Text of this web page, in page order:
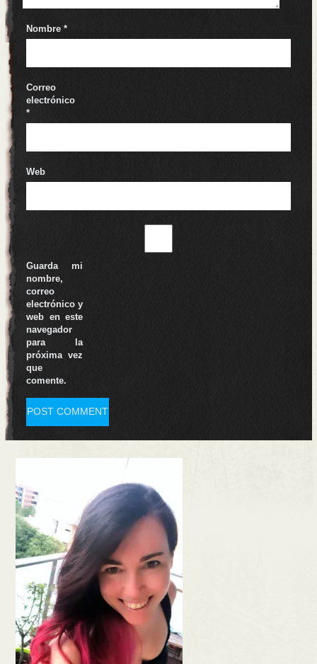
Nombre*
Correo
electrónico
*
Web
Guarda mi
nombre,
correo
electrónico y
web en este
navegador
para la
próxima vez
que
comente.